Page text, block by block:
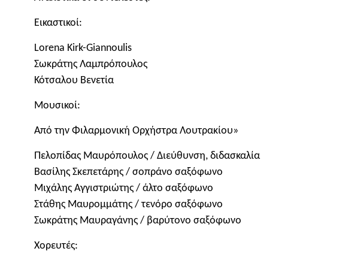
Εικαστικοί:
Lorena Kirk-Giannoulis
Σωκράτης Λαμπρόπουλος
Κότσαλου Βενετία
Μουσικοί:
Από την Φιλαρμονική Ορχήστρα Λουτρακίου»
Πελοπίδας Μαυρόπουλος / Διεύθυνση, διδασκαλία
Βασίλης Σκεπετάρης / σοπράνο σαξόφωνο
Μιχάλης Αγγιστριώτης / άλτο σαξόφωνο
Στάθης Μαυρομμάτης / τενόρο σαξόφωνο
Σωκράτης Μαυραγάνης / βαρύτονο σαξόφωνο
Χορευτές: